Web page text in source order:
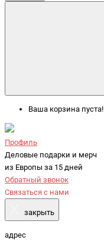
Ваша корзина пуста!
Профиль
Деловые подарки и мерч
из Европы за 15 дней
Обратный звонок
Связаться с нами
закрыть
адрес